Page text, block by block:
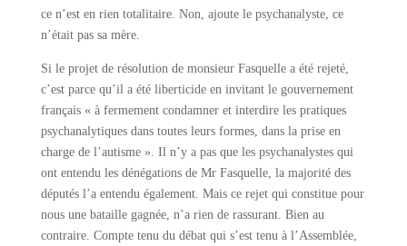
ce n’est en rien totalitaire. Non, ajoute le psychanalyste, ce
n’était pas sa mère.
Si le projet de résolution de monsieur Fasquelle a été rejeté,
c’est parce qu’il a été liberticide en invitant le gouvernement
français « à fermement condamner et interdire les pratiques
psychanalytiques dans toutes leurs formes, dans la prise en
charge de l’autisme ». Il n’y a pas que les psychanalystes qui
ont entendu les dénégations de Mr Fasquelle, la majorité des
députés l’a entendu également. Mais ce rejet qui constitue pour
nous une bataille gagnée, n’a rien de rassurant. Bien au
contraire. Compte tenu du débat qui s’est tenu à l’Assemblée,